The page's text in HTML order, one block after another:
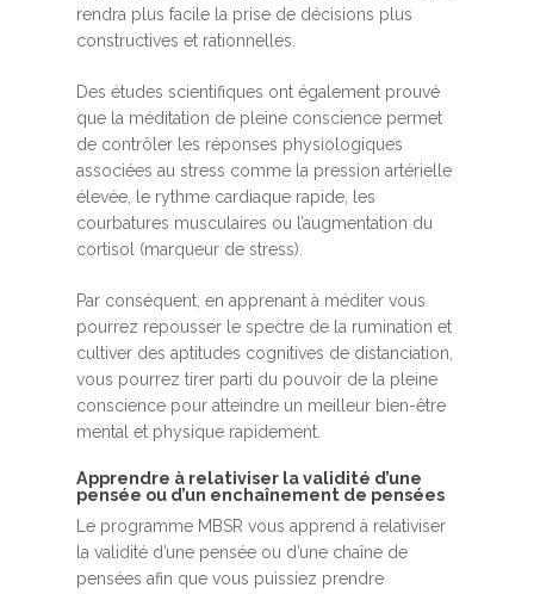
rendra plus facile la prise de décisions plus
constructives et rationnelles.
Des études scientifiques ont également prouvé
que la méditation de pleine conscience permet
de contrôler les réponses physiologiques
associées au stress comme la pression artérielle
élevée, le rythme cardiaque rapide, les
courbatures musculaires ou l’augmentation du
cortisol (marqueur de stress).
Par conséquent, en apprenant à méditer vous
pourrez repousser le spectre de la rumination et
cultiver des aptitudes cognitives de distanciation,
vous pourrez tirer parti du pouvoir de la pleine
conscience pour atteindre un meilleur bien-être
mental et physique rapidement.
Apprendre à relativiser la validité d’une
pensée ou d’un enchaînement de pensées
Le programme MBSR vous apprend à relativiser
la validité d’une pensée ou d’une chaîne de
pensées afin que vous puissiez prendre